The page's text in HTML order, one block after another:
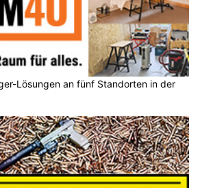
Lösungen an fünf Standorten in der